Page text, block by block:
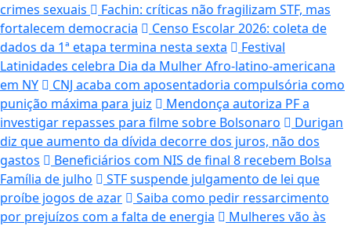
crimes sexuais
Fachin: críticas não fragilizam STF, mas
fortalecem democracia
Censo Escolar 2026: coleta de
dados da 1ª etapa termina nesta sexta
Festival
Latinidades celebra Dia da Mulher Afro-latino-americana
em NY
CNJ acaba com aposentadoria compulsória como
punição máxima para juiz
Mendonça autoriza PF a
investigar repasses para filme sobre Bolsonaro
Durigan
diz que aumento da dívida decorre dos juros, não dos
gastos
Beneficiários com NIS de final 8 recebem Bolsa
Família de julho
STF suspende julgamento de lei que
proíbe jogos de azar
Saiba como pedir ressarcimento
por prejuízos com a falta de energia
Mulheres vão às